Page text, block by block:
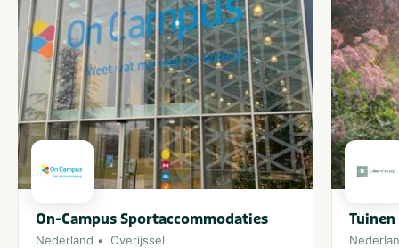
On-Campus Sportaccommodaties
Nederland Overijssel